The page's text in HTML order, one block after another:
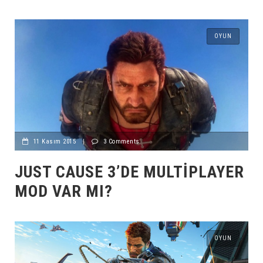
OYUN
11 Kasım 2015 | 3 Comments
JUST CAUSE 3’DE MULTIPLAYER
MOD VAR MI?
OYUN